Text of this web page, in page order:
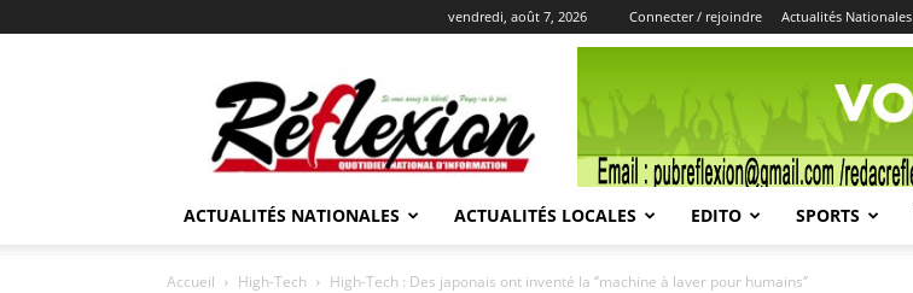
vendredi, août 7, 2026 Connecter / rejoindre Actualités Nationales
REFLEXION
ACTUALITÉS NATIONALES ACTUALITÉS LOCALES EDITO SPORTS
Accueil High-Tech High-Tech : Des japonais ont inventé la ‘’machine à laver pour humains’’